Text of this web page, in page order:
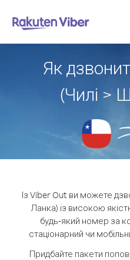
Як
(Чилі >
Із Viber Out ви можете
Ланка) із високою
будь-який номер за
стаціонарний чи
Придбайте пакети